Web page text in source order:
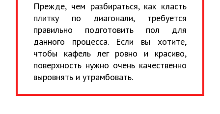
Прежде, чем разбираться, как класть
плитку по диагонали, требуется
правильно подготовить пол для
данного процесса. Если вы хотите,
чтобы кафель лег ровно и красиво,
поверхность нужно очень качественно
выровнять и утрамбовать.